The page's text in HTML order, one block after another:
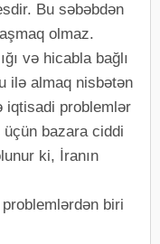
Bu səbəbdən
olmaz.
və hicabla bağlı
ilə almaq nisbətən
iqtisadi problemlər
bazara ciddi
ki, İranın
biri